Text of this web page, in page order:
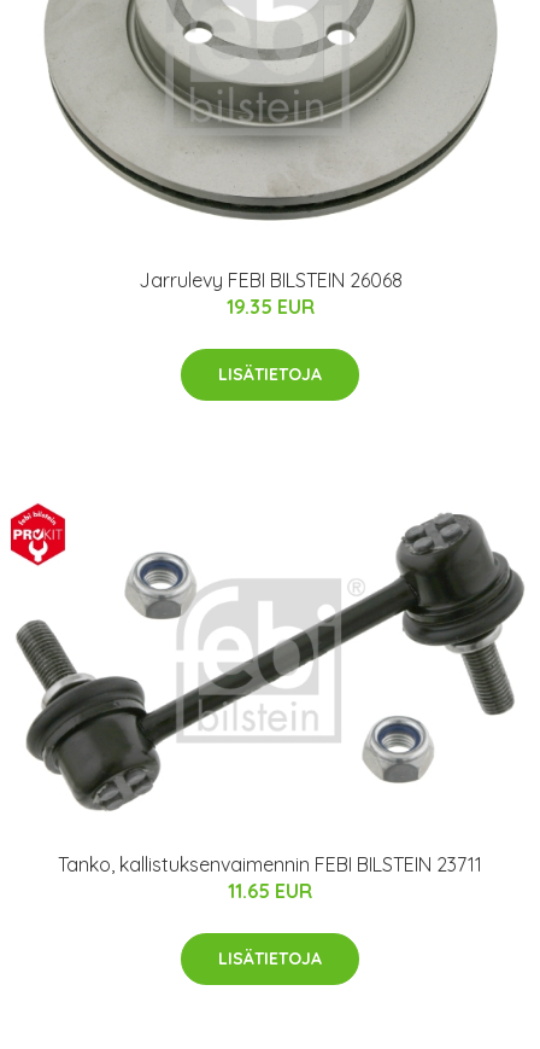
Jarrulevy FEBI BILSTEIN 26068
19.35 EUR
LISÄTIETOJA
Tanko, kallistuksenvaimennin FEBI BILSTEIN 23711
11.65 EUR
LISÄTIETOJA